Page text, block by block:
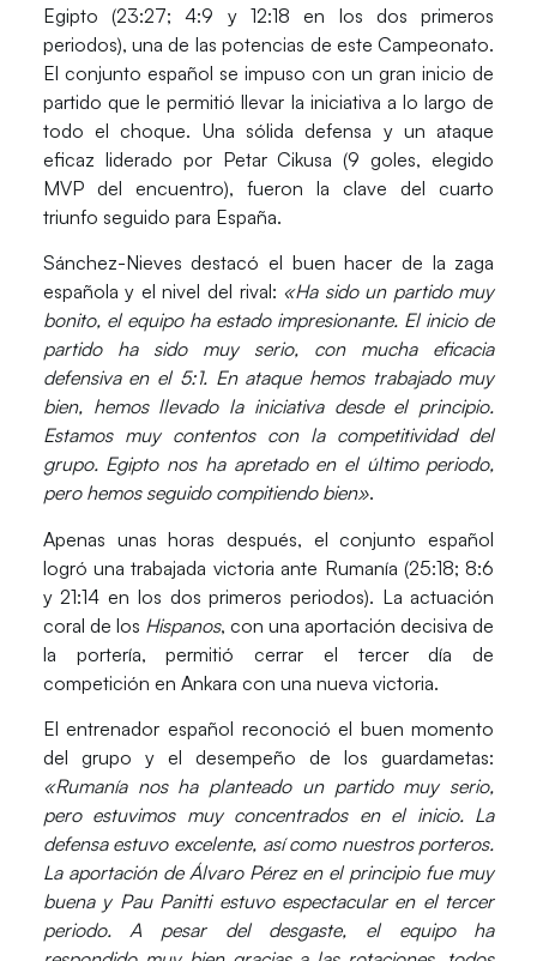
Egipto(23:27; 4:9 y 12:18 en los dos primeros
periodos), una de las potencias de este Campeonato.
El conjunto español se impuso con un gran inicio de
partido que le permitió llevar la iniciativa a lo largo de
todo el choque. Una sólida defensa y un ataque
eficaz liderado por Petar Cikusa(9 goles, elegido
MVP del encuentro), fueron la clave del cuarto
triunfo seguido para España.
Sánchez-Nieves destacó el buen hacer de la zaga
española y el nivel del rival: «Ha sido un partido muy
bonito, el equipo ha estado impresionante. El inicio de
partido ha sido muy serio, con mucha eficacia
defensiva en el 5:1. En ataque hemos trabajado muy
bien, hemos llevado la iniciativa desde el principio.
Estamos muy contentos con la competitividad del
grupo. Egipto nos ha apretado en el último periodo,
pero hemos seguido compitiendo bien».
Apenas unas horas después, el conjunto español
logró una trabajada victoria ante Rumanía (25:18; 8:6
y 21:14 en los dos primeros periodos). La actuación
coral de los Hispanos, con una aportación decisiva de
la portería, permitió cerrar el tercer día de
competición en Ankara con una nueva victoria.
El entrenador español reconoció el buen momento
del grupo y el desempeño de los guardametas:
«Rumanía nos ha planteado un partido muy serio,
pero estuvimos muy concentrados en el inicio. La
defensa estuvo excelente, así como nuestros porteros.
La aportación de Álvaro Pérez en el principio fue muy
buena y Pau Panitti estuvo espectacular en el tercer
periodo. A pesar del desgaste, el equipo ha